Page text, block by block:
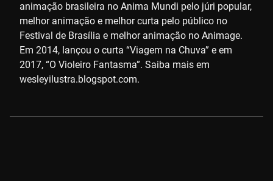
animação brasileira no Anima Mundi pelo júri popular,
melhor animação e melhor curta pelo público no
Festival de Brasília e melhor animação no Animage.
Em 2014, lançou o curta “Viagem na Chuva” e em
2017, “O Violeiro Fantasma”. Saiba mais em
wesleyilustra.blogspot.com.